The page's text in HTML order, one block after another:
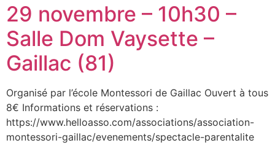
29 novembre – 10h30 –
Salle Dom Vaysette –
Gaillac (81)
Organisé par l’école Montessori de Gaillac Ouvert à tous
8€ Informations et réservations :
https://www.helloasso.com/associations/association-
montessori-gaillac/evenements/spectacle-parentalite